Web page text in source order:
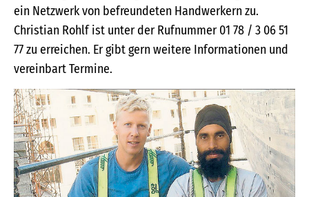
ein Netzwerk von befreundeten Handwerkern zu.
Christian Rohlf ist unter der Rufnummer 01 78 / 3 06 51
77 zu erreichen. Er gibt gern weitere Informationen und
vereinbart Termine.